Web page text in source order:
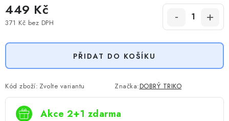
449 Kč
371 Kč bez DPH
PŘIDAT DO KOŠÍKU
Kód zboží: Zvolte variantu Značka:DOBRÝ TRIKO
Akce 2+1 zdarma